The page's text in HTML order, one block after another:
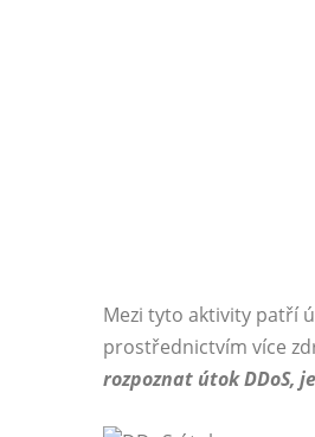
Mezi tyto aktivity patří
prostřednictvím více
rozpoznat útok DDoS,